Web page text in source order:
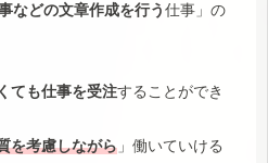
などの文章作成を行う仕事」の
ても仕事を受注することができ
を考慮しながら 」働いていける